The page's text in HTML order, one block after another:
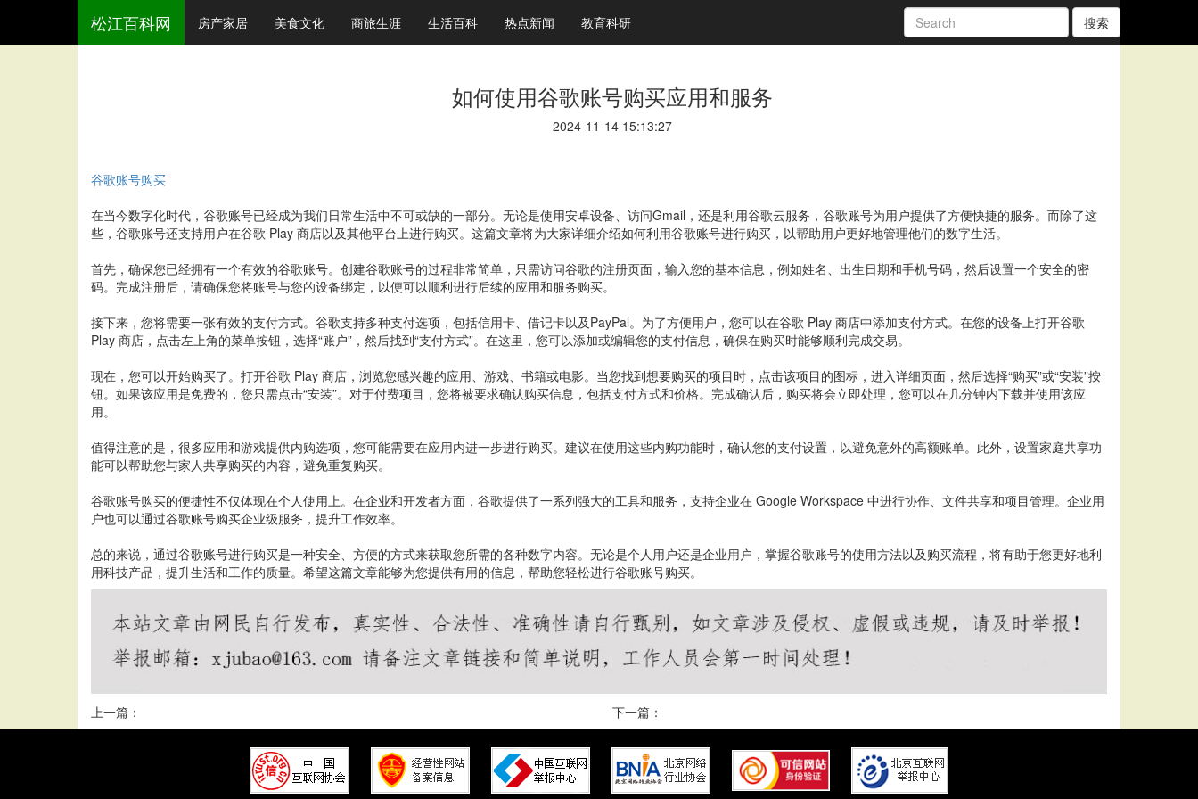
松江百科网 房产家居 美食文化 商旅生涯 生活百科 热点新闻 教育科研 搜索
如何使用谷歌账号购买应用和服务
2024-11-14 15:13:27
谷歌账号购买
在当今数字化时代，谷歌账号已经成为我们日常生活中不可或缺的一部分。无论是使用安卓设备、访问Gmail，还是利用谷歌云服务，谷歌账号为用户提供了方便快捷的服务。而除了这
些，谷歌账号还支持用户在谷歌 Play 商店以及其他平台上进行购买。这篇文章将为大家详细介绍如何利用谷歌账号进行购买，以帮助用户更好地管理他们的数字生活。
首先，确保您已经拥有一个有效的谷歌账号。创建谷歌账号的过程非常简单，只需访问谷歌的注册页面，输入您的基本信息，例如姓名、出生日期和手机号码，然后设置一个安全的密
码。完成注册后，请确保您将账号与您的设备绑定，以便可以顺利进行后续的应用和服务购买。
接下来，您将需要一张有效的支付方式。谷歌支持多种支付选项，包括信用卡、借记卡以及PayPal。为了方便用户，您可以在谷歌 Play 商店中添加支付方式。在您的设备上打开谷歌
Play 商店，点击左上角的菜单按钮，选择“账户”，然后找到“支付方式”。在这里，您可以添加或编辑您的支付信息，确保在购买时能够顺利完成交易。
现在，您可以开始购买了。打开谷歌 Play 商店，浏览您感兴趣的应用、游戏、书籍或电影。当您找到想要购买的项目时，点击该项目的图标，进入详细页面，然后选择“购买”或“安装”按
钮。如果该应用是免费的，您只需点击“安装”。对于付费项目，您将被要求确认购买信息，包括支付方式和价格。完成确认后，购买将会立即处理，您可以在几分钟内下载并使用该应
用。
值得注意的是，很多应用和游戏提供内购选项，您可能需要在应用内进一步进行购买。建议在使用这些内购功能时，确认您的支付设置，以避免意外的高额账单。此外，设置家庭共享功
能可以帮助您与家人共享购买的内容，避免重复购买。
谷歌账号购买的便捷性不仅体现在个人使用上。在企业和开发者方面，谷歌提供了一系列强大的工具和服务，支持企业在 Google Workspace 中进行协作、文件共享和项目管理。企业用
户也可以通过谷歌账号购买企业级服务，提升工作效率。
总的来说，通过谷歌账号进行购买是一种安全、方便的方式来获取您所需的各种数字内容。无论是个人用户还是企业用户，掌握谷歌账号的使用方法以及购买流程，将有助于您更好地利
用科技产品，提升生活和工作的质量。希望这篇文章能够为您提供有用的信息，帮助您轻松进行谷歌账号购买。
上一篇： 下一篇：